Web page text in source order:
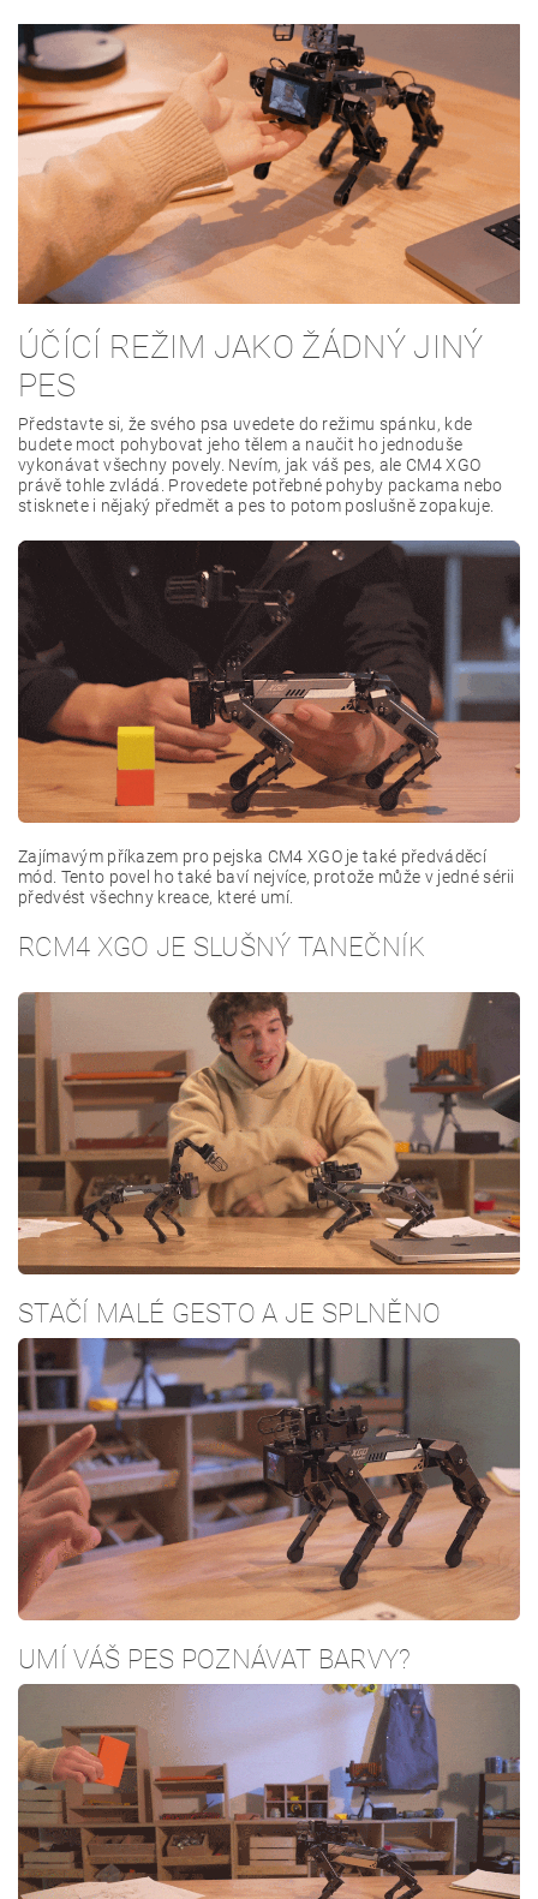
ÚČÍCÍ REŽIM JAKO ŽÁDNÝ JINÝ
PES
Představte si, že svého psa uvedete do režimu spánku, kde
budete moct pohybovat jeho tělem a naučit ho jednoduše
vykonávat všechny povely. Nevím, jak váš pes, ale CM4 XGO
právě tohle zvládá. Provedete potřebné pohyby packama nebo
stisknete i nějaký předmět a pes to potom poslušně zopakuje.
Zajímavým příkazem pro pejska CM4 XGO je také předváděcí
mód. Tento povel ho také baví nejvíce, protože může v jedné sérii
předvést všechny kreace, které umí.
RCM4 XGO JE SLUŠNÝ TANEČNÍK
STAČÍ MALÉ GESTO A JE SPLNĚNO
UMÍ VÁŠ PES POZNÁVAT BARVY?